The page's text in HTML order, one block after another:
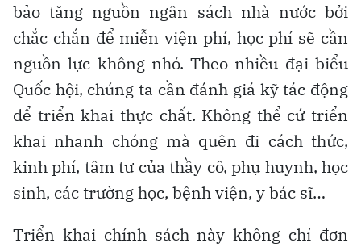
bảo tăng nguồn ngân sách nhà nước bởi
chắc chắn để miễn viện phí, học phí sẽ cần
nguồn lực không nhỏ. Theo nhiều đại biểu
Quốc hội, chúng ta cần đánh giá kỹ tác động
để triển khai thực chất. Không thể cứ triển
khai nhanh chóng mà quên đi cách thức,
kinh phí, tâm tư của thầy cô, phụ huynh, học
sinh, các trường học, bệnh viện, y bác sĩ…
Triển khai chính sách này không chỉ đơn